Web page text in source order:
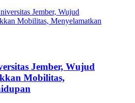
Jember, Wujud
Mobilitas,